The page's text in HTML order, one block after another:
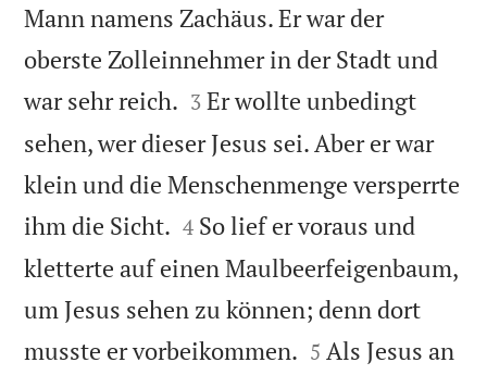
Mann namens Zachäus. Er war der
oberste Zolleinnehmer in der Stadt und
war sehr reich. 

3 Er wollte unbedingt
sehen, wer dieser Jesus sei. Aber er war
klein und die Menschenmenge versperrte
ihm die Sicht. 

4 So lief er voraus und
kletterte auf einen Maulbeerfeigenbaum,
um Jesus sehen zu können; denn dort
musste er vorbeikommen. 

5 Als Jesus an